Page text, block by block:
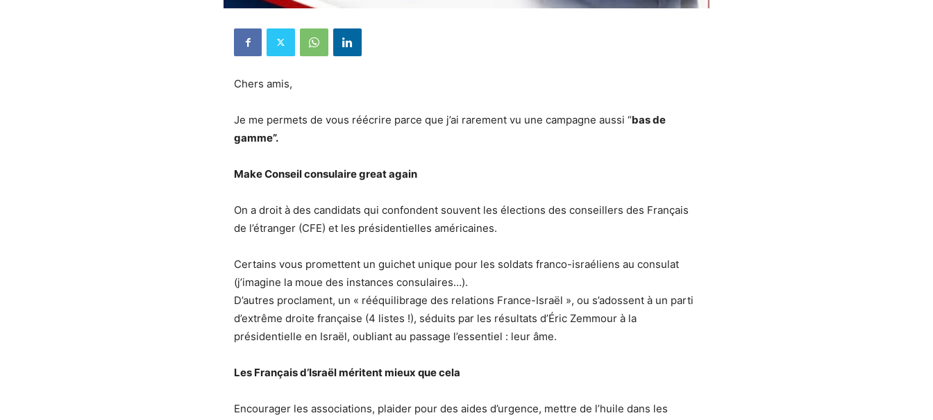
Chers amis,
Je me permets de vous réécrire parce que j’ai rarement vu une campagne aussi “bas de
gamme”.
Make Conseil consulaire great again
On a droit à des candidats qui confondent souvent les élections des conseillers des Français
de l’étranger (CFE) et les présidentielles américaines.
Certains vous promettent un guichet unique pour les soldats franco-israéliens au consulat
(j’imagine la moue des instances consulaires…).
D’autres proclament, un « rééquilibrage des relations France-Israël », ou s’adossent à un parti
d’extrême droite française (4 listes !), séduits par les résultats d’Éric Zemmour à la
présidentielle en Israël, oubliant au passage l’essentiel : leur âme.
Les Français d’Israël méritent mieux que cela
Encourager les associations, plaider pour des aides d’urgence, mettre de l’huile dans les